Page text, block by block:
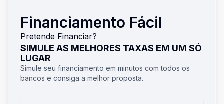
Financiamento Fácil
Pretende Financiar?
SIMULE AS MELHORES TAXAS EM UM SÓ
LUGAR
Simule seu financiamento em minutos com todos os
bancos e consiga a melhor proposta.